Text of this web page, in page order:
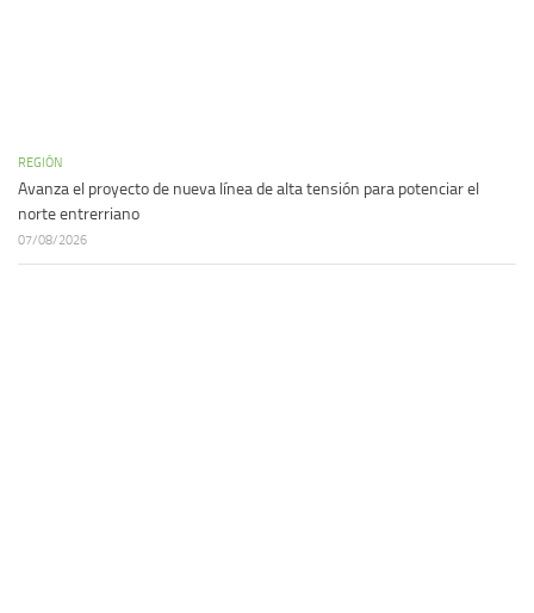
REGIÓN
Avanza el proyecto de nueva línea de alta tensión para potenciar el
norte entrerriano
07/08/2026